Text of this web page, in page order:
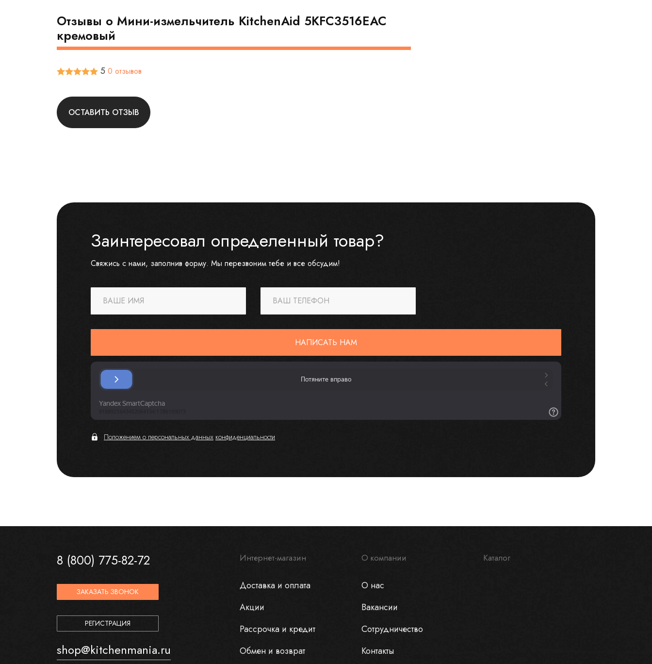
Отзывы о Мини-измельчитель KitchenAid 5KFC3516EAC
кремовый
5 0 отзывов
ОСТАВИТЬ ОТЗЫВ
Заинтересовал определенный товар?
Свяжись с нами, заполнив форму. Мы перезвоним тебе и все обсудим!
ВАШЕ ИМЯ ВАШ ТЕЛЕФОН
НАПИСАТЬ НАМ
Положением о персональных данных конфиденциальности
8 (800) 775-82-72
ЗАКАЗАТЬ ЗВОНОК
РЕГИСТРАЦИЯ
shop@kitchenmania.ru
Интернет-магазин
Доставка и оплата
Акции
Рассрочка и кредит
Обмен и возврат
О компании
О нас
Вакансии
Сотрудничество
Контакты
Каталог